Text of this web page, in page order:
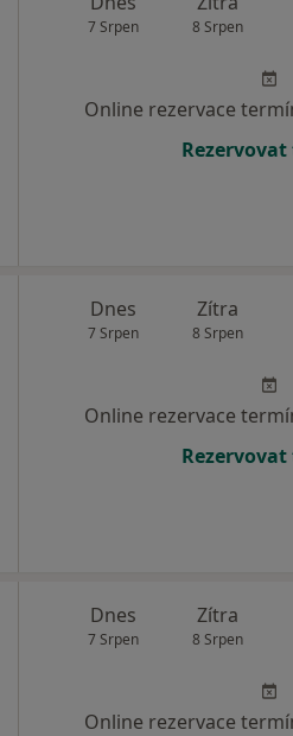
7 Srpen 8 Srpen
Online rezervace
Dnes
7 Srpen
Zítra
8 Srpen
Online rezervace
Dnes
7 Srpen
Zítra
8 Srpen
Online rezervace